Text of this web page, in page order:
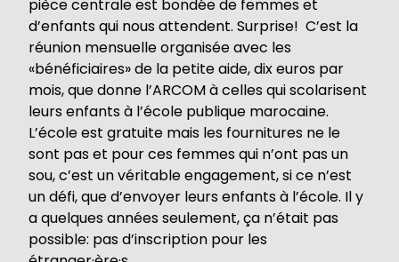
pièce centrale est bondée de femmes et
d’enfants qui nous attendent. Surprise! C’est la
réunion mensuelle organisée avec les
«bénéficiaires» de la petite aide, dix euros par
mois, que donne l’ARCOM à celles qui scolarisent
leurs enfants à l’école publique marocaine.
L’école est gratuite mais les fournitures ne le
sont pas et pour ces femmes qui n’ont pas un
sou, c’est un véritable engagement, si ce n’est
un défi, que d’envoyer leurs enfants à l’école. Il y
a quelques années seulement, ça n’était pas
possible: pas d’inscription pour les